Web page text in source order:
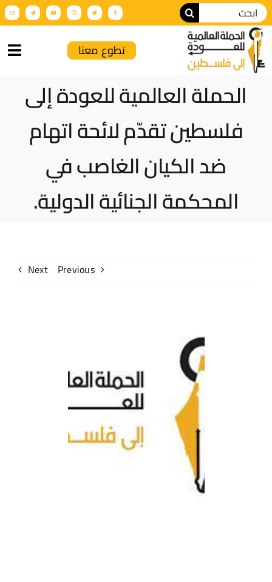
الرئيسية
من نحن
أنشطة الحملة
عن فلسطين
تطوع معنا
الحملة العالمية للعودة إلى
فلسطين تقدّم لائحة اتهام
ضد الكيان الغاصب في
المحكمة الجنائية الدولية.
Previous
Next